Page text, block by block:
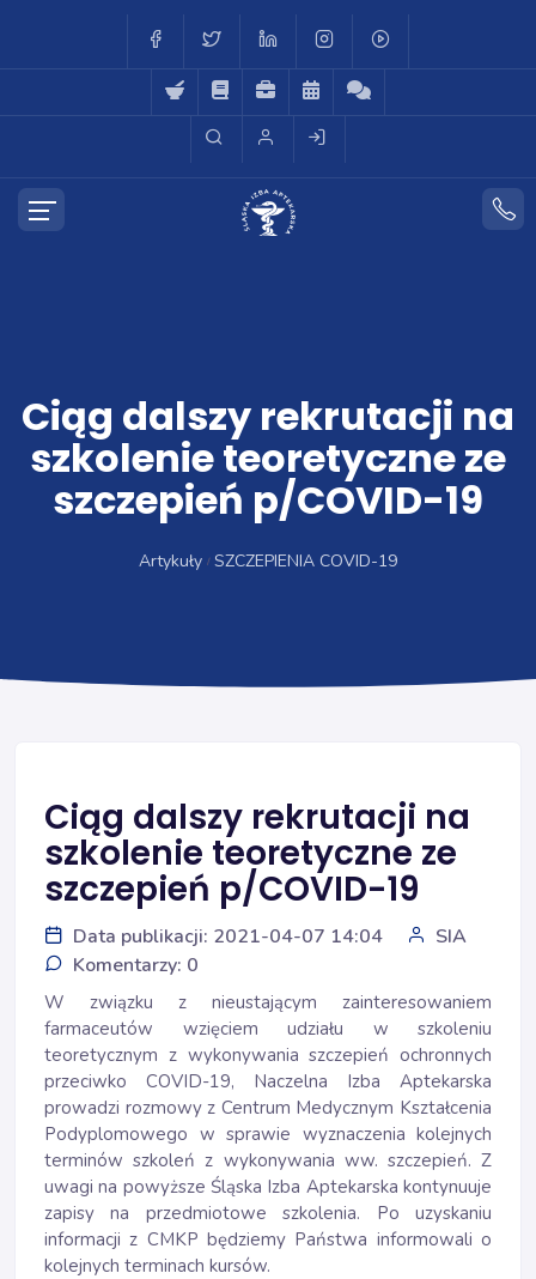
Ciąg dalszy rekrutacji na
szkolenie teoretyczne ze
szczepień p/COVID-19
Artykuły SZCZEPIENIA COVID-19
Ciąg dalszy rekrutacji na
szkolenie teoretyczne ze
szczepień p/COVID-19
Data publikacji: 2021-04-07 14:04
SIA
Komentarzy: 0
W związku z nieustającym zainteresowaniem
farmaceutów wzięciem udziału w szkoleniu
teoretycznym z wykonywania szczepień ochronnych
przeciwko COVID-19, Naczelna Izba Aptekarska
prowadzi rozmowy z Centrum Medycznym Kształcenia
Podyplomowego w sprawie wyznaczenia kolejnych
terminów szkoleń z wykonywania ww. szczepień. Z
uwagi na powyższe Śląska Izba Aptekarska kontynuuje
zapisy na przedmiotowe szkolenia. Po uzyskaniu
informacji z CMKP będziemy Państwa informowali o
kolejnych terminach kursów.